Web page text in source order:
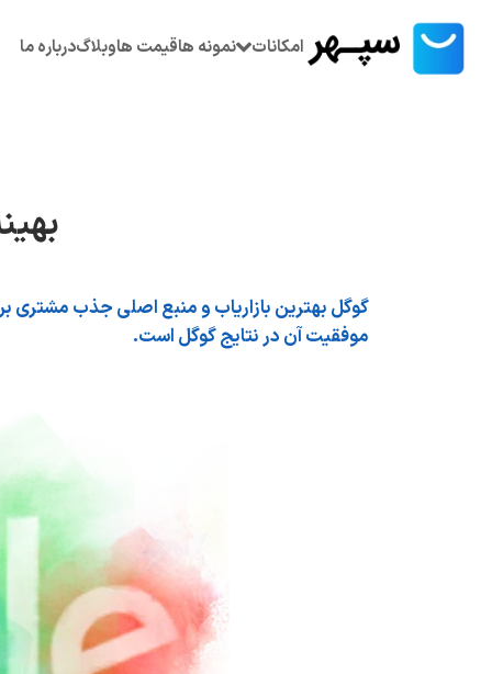
امکانات نمونه هاقیمت هاوبلاگدرباره ما
گوگل بهترین بازاریاب و منبع اصلی جذب مشتری
موفقیت آن در نتایج گوگل است.